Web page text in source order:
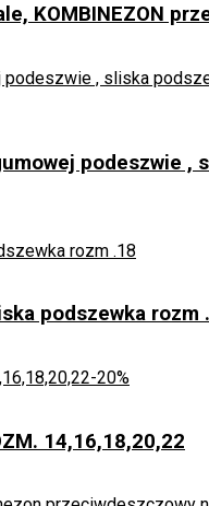
KOMBINEZON
podeszwie ,
podszewka rozm
-20%
14,16,18,20,22